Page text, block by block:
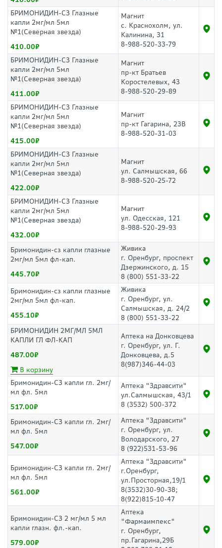
БРИМОНИДИН-СЗ Глазные
капли 2мг/мл 5мл
№1(Северная звезда)
410.00
Магнит
с. Краснохолм, ул.
Калинина, 31
8-988-520-33-79
БРИМОНИДИН-СЗ Глазные
капли 2мг/мл 5мл
№1(Северная звезда)
411.00
Магнит
пр-кт Братьев
Коростелевых, 43
8-988-520-29-89
БРИМОНИДИН-СЗ Глазные
капли 2мг/мл 5мл
№1(Северная звезда)
415.00
Магнит
пр-кт Гагарина, 23В
8-988-520-31-03
БРИМОНИДИН-СЗ Глазные
капли 2мг/мл 5мл
№1(Северная звезда)
422.00
Магнит
ул. Салмышская, 66
8-988-520-25-72
БРИМОНИДИН-СЗ Глазные
капли 2мг/мл 5мл
№1(Северная звезда)
432.00
Магнит
ул. Одесская, 121
8-988-520-29-93
Бримонидин-сз капли глазные
2мг/мл 5мл фл-кап.
445.70
Живика
г. Оренбург, проспект
Дзержинского, д. 15
8 (800) 551-33-22
Бримонидин-сз капли глазные
2мг/мл 5мл фл-кап.
455.10
Живика
г. Оренбург, ул.
Салмышская, д. 24/2
8 (800) 551-33-22
БРИМОНИДИН 2МГ/МЛ 5МЛ
КАПЛИ ГЛ ФЛ-КАП
487.00
В корзину
Аптека на Донковцева
г. Оренбург, ул. Г.
Донковцева, д.5
8(987)346-44-03
Бримонидин-СЗ капли гл. 2мг/
мл фл. 5мл
517.00
Аптека "Здравсити"
ул.Салмышская, 43/1
8 (3532) 500-372
Бримонидин-СЗ капли гл. 2мг/
мл фл. 5мл
547.00
Аптека "Здравсити"
г. Оренбург, ул.
Володарского, 27
8 (922)531-53-96
Бримонидин-СЗ капли гл. 2мг/
мл фл. 5мл
561.00
Аптека "Здравсити"
г.Оренбург,
ул.Просторная,19/1
8(3532)30-90-38;
8(922)815-10-47
Бримонидин-СЗ 2 мг/мл 5 мл
капли глазн. фл.-кап.
579.00
Аптека
"Фармаимпекс"
г. Оренбург,
пр.Гагарина,29Б